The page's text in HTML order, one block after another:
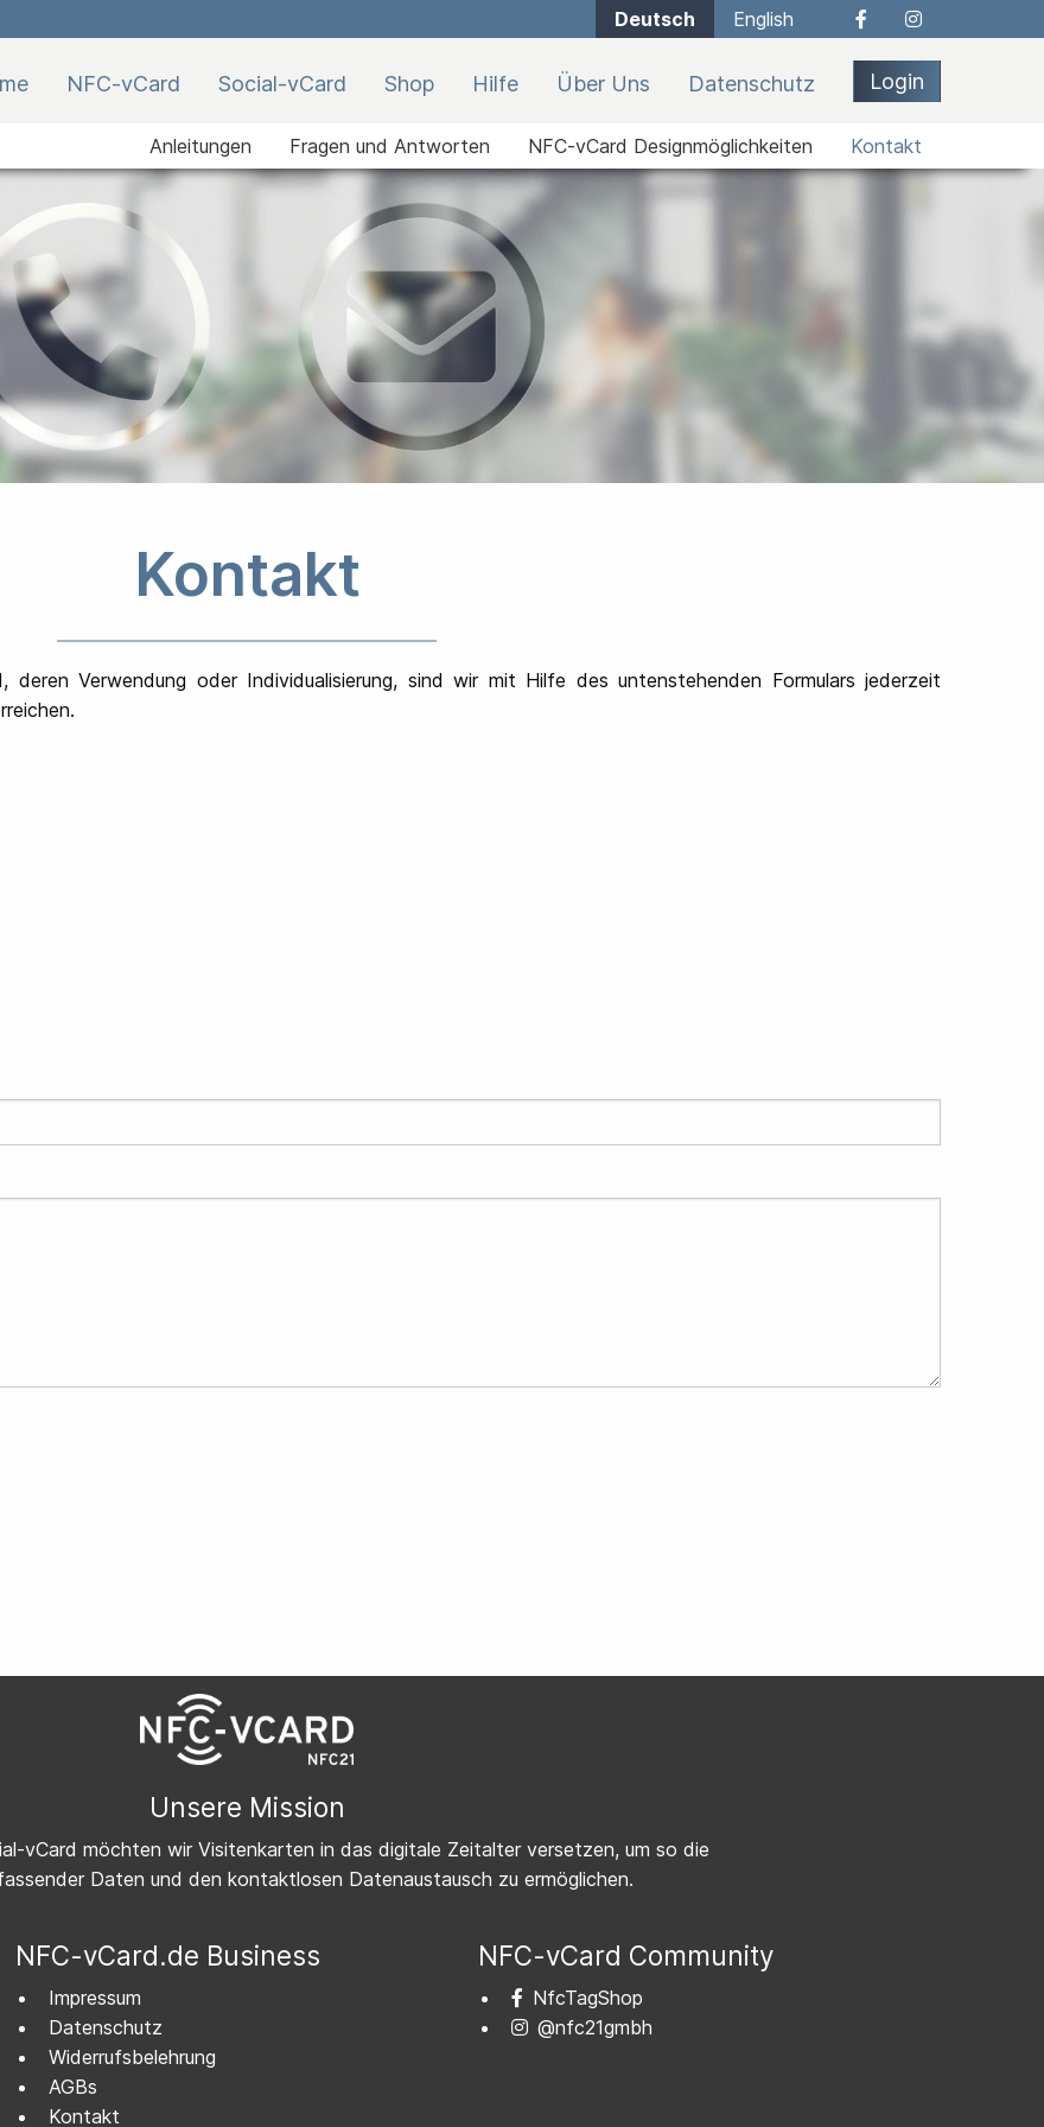
Deutsch English
NFC-vCard Social-vCard Shop Hilfe Über Uns Datenschutz Login
Anleitungen Fragen und Antworten NFC-vCard Designmöglichkeiten Kontakt
Kontakt
deren Verwendung oder Individualisierung, sind wir mit Hilfe des untenstehenden Formulars jederzeit
Unsere Mission
vCard möchten wir Visitenkarten in das digitale Zeitalter versetzen, um so die
Daten und den kontaktlosen Datenaustausch zu ermöglichen.
NFC-vCard.de Business
Impressum
Datenschutz
Widerrufsbelehrung
AGBs
Kontakt
NFC-vCard Community
NfcTagShop
@nfc21gmbh